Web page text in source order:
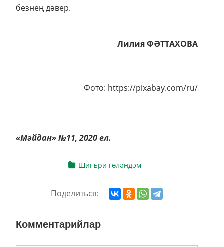
безнең дәвер.
Лилия ФӘТТАХОВА
Фото: https://pixabay.com/ru/
«Мәйдан» №11, 2020 ел.
Шигъри гөләндәм
Поделиться:
Комментарийлар